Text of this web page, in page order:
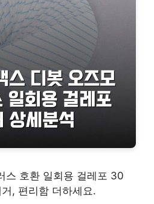
스 호환 일회용 걸레포 30
, 편리함 더하세요.